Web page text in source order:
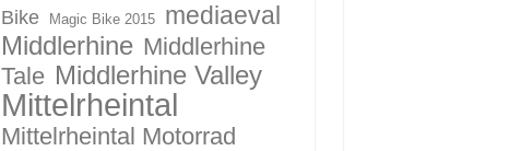
Bike
Magic Bike 2015 mediaeval
Middlerhine Middlerhine
Tale Middlerhine Valley
Mittelrheintal
Mittelrheintal Motorrad